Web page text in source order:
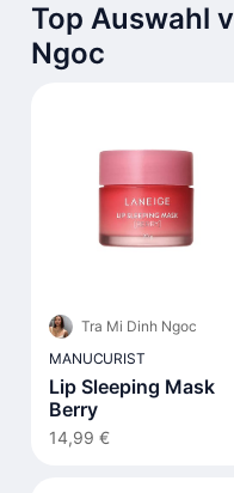
Top Auswahl
Ngoc
Tra Mi Dinh Ngoc
MANUCURIST
Lip Sleeping Mask
Berry
14,99 €